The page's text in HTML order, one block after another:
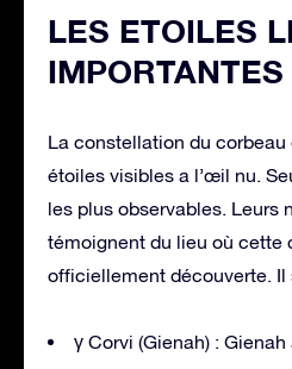
LES ETOILES
IMPORTANTES
La constellation du
étoiles visibles a l’œil nu.
les plus observables. Leurs
témoignent du lieu où cette
officiellement découverte. Il
γ Corvi (Gienah) :